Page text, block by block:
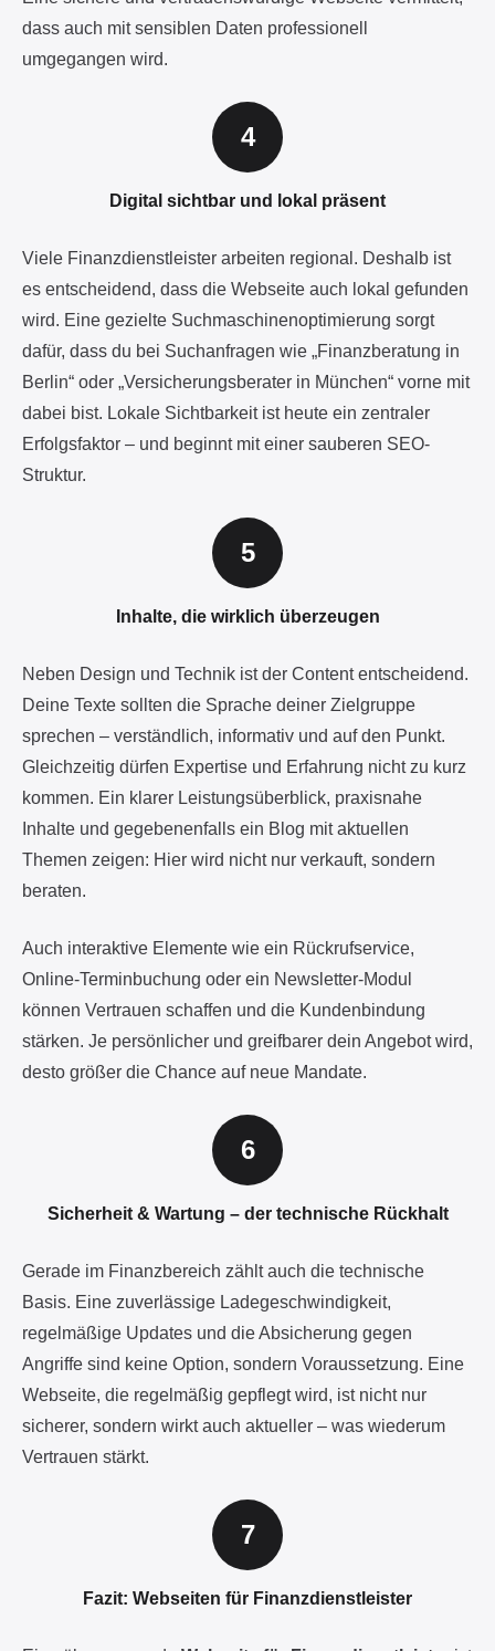
dass auch mit sensiblen Daten professionell
umgegangen wird.
Digital sichtbar und lokal präsent
Viele Finanzdienstleister arbeiten regional. Deshalb ist
es entscheidend, dass die Webseite auch lokal gefunden
wird. Eine gezielte Suchmaschinenoptimierung sorgt
dafür, dass du bei Suchanfragen wie „Finanzberatung in
Berlin“ oder „Versicherungsberater in München“ vorne mit
dabei bist. Lokale Sichtbarkeit ist heute ein zentraler
Erfolgsfaktor – und beginnt mit einer sauberen SEO-
Struktur.
Inhalte, die wirklich überzeugen
Neben Design und Technik ist der Content entscheidend.
Deine Texte sollten die Sprache deiner Zielgruppe
sprechen – verständlich, informativ und auf den Punkt.
Gleichzeitig dürfen Expertise und Erfahrung nicht zu kurz
kommen. Ein klarer Leistungsüberblick, praxisnahe
Inhalte und gegebenenfalls ein Blog mit aktuellen
Themen zeigen: Hier wird nicht nur verkauft, sondern
beraten.
Auch interaktive Elemente wie ein Rückrufservice,
Online-Terminbuchung oder ein Newsletter-Modul
können Vertrauen schaffen und die Kundenbindung
stärken. Je persönlicher und greifbarer dein Angebot wird,
desto größer die Chance auf neue Mandate.
Sicherheit & Wartung – der technische Rückhalt
Gerade im Finanzbereich zählt auch die technische
Basis. Eine zuverlässige Ladegeschwindigkeit,
regelmäßige Updates und die Absicherung gegen
Angriffe sind keine Option, sondern Voraussetzung. Eine
Webseite, die regelmäßig gepflegt wird, ist nicht nur
sicherer, sondern wirkt auch aktueller – was wiederum
Vertrauen stärkt.
Fazit: Webseiten für Finanzdienstleister